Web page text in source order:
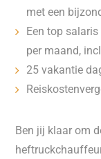
met een
Een top
per maand,
25 vakantie
Ben jij klaar om